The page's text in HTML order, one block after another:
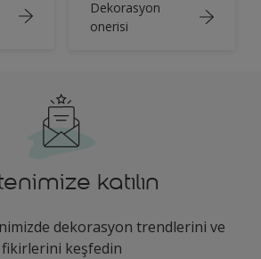
Dekorasyon
onerisi
katılın
dekorasyon trendlerini ve
fikirlerini keşfedin